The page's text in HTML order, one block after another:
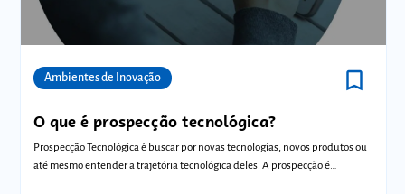
Ambientes de Inovação bookmark_border
O que é prospecção tecnológica?
Prospecção Tecnológica é buscar por novas tecnologias, novos produtos ou
até mesmo entender a trajetória tecnológica deles. A prospecção é